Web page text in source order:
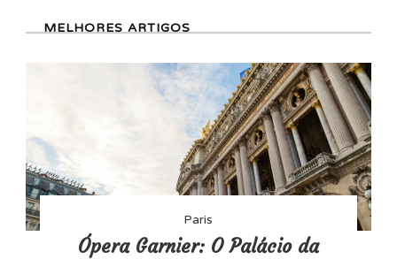
MELHORES ARTIGOS
Paris
Ópera Garnier: O Palácio da